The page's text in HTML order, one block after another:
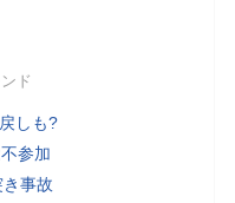
ド
しも?
参加
事故